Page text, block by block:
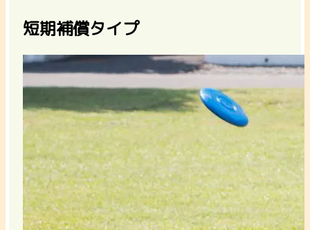
短期補償タイプ